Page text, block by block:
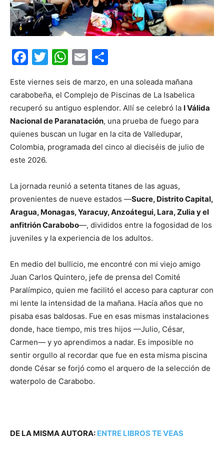
Facebook
Twitter
WhatsApp
Email
Este viernes seis de marzo, en una soleada mañana
carabobeña, el Complejo de Piscinas de La Isabelica
recuperó su antiguo esplendor. Allí se celebró la I Válida
Nacional de Paranatación, una prueba de fuego para
quienes buscan un lugar en la cita de Valledupar,
Colombia, programada del cinco al dieciséis de julio de
este 2026.
La jornada reunió a setenta titanes de las aguas,
provenientes de nueve estados —Sucre, Distrito Capital,
Aragua, Monagas, Yaracuy, Anzoátegui, Lara, Zulia y el
anfitrión Carabobo—, divididos entre la fogosidad de los
juveniles y la experiencia de los adultos.
En medio del bullicio, me encontré con mi viejo amigo
Juan Carlos Quintero, jefe de prensa del Comité
Paralímpico, quien me facilitó el acceso para capturar con
mi lente la intensidad de la mañana. Hacía años que no
pisaba esas baldosas. Fue en esas mismas instalaciones
donde, hace tiempo, mis tres hijos —Julio, César,
Carmen— y yo aprendimos a nadar. Es imposible no
sentir orgullo al recordar que fue en esta misma piscina
donde César se forjó como el arquero de la selección de
waterpolo de Carabobo.
DE LA MISMA AUTORA: ENTRE LIBROS TE VEAS